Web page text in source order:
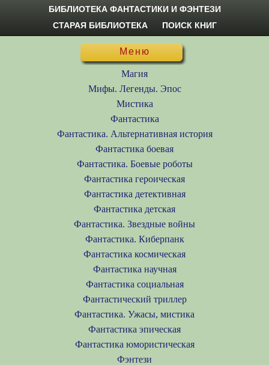
БИБЛИОТЕКА ФАНТАСТИКИ И ФЭНТЕЗИ
СТАРАЯ БИБЛИОТЕКА
ПОИСК КНИГ
Меню
Магия
Мифы. Легенды. Эпос
Мистика
Фантастика
Фантастика. Альтернативная история
Фантастика боевая
Фантастика. Боевые роботы
Фантастика героическая
Фантастика детективная
Фантастика детская
Фантастика. Звездные войны
Фантастика. Киберпанк
Фантастика космическая
Фантастика научная
Фантастика социальная
Фантастический триллер
Фантастика. Ужасы, мистика
Фантастика эпическая
Фантастика юмористическая
Фэнтези